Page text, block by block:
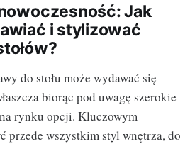
Jak
i stylizować
do stołu może wydawać się
biorąc pod uwagę szerokie
rynku opcji. Kluczowym
przede wszystkim styl wnętrza, do